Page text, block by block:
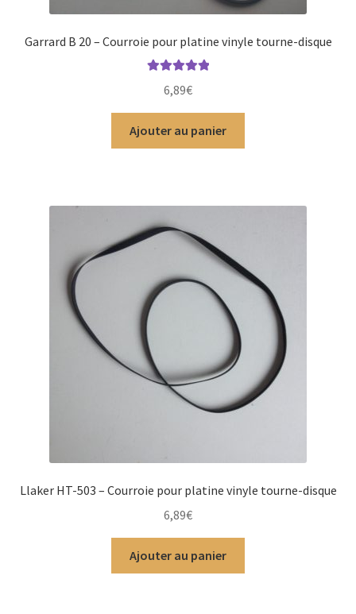
Garrard B 20 – Courroie pour platine vinyle tourne-disque
6,89€
Ajouter au panier
Llaker HT-503 – Courroie pour platine vinyle tourne-disque
6,89€
Ajouter au panier